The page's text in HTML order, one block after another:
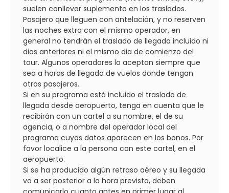
suelen conllevar suplemento en los traslados.
Pasajero que lleguen con antelación, y no reserven
las noches extra con el mismo operador, en
general no tendrán el traslado de llegada incluido ni
dias anteriores ni el mismo dia de comienzo del
tour. Algunos operadores lo aceptan siempre que
sea a horas de llegada de vuelos donde tengan
otros pasajeros.
Si en su programa está incluido el traslado de
llegada desde aeropuerto, tenga en cuenta que le
recibirán con un cartel a su nombre, el de su
agencia, o a nombre del operador local del
programa cuyos datos aparecen en los bonos. Por
favor localice a la persona con este cartel, en el
aeropuerto.
Si se ha producido algún retraso aéreo y su llegada
va a ser posterior a la hora prevista, deben